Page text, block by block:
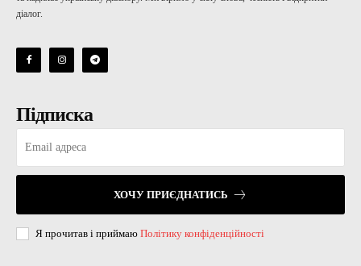
діалог.
Підписка
ХОЧУ ПРИЄДНАТИСЬ
Я прочитав і приймаю Політику конфіденційності